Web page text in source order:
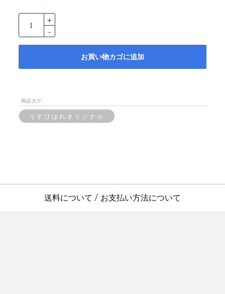
お買い物カゴに追加
商品タグ:
うすけはれオリジナル
送料について / お支払い方法について